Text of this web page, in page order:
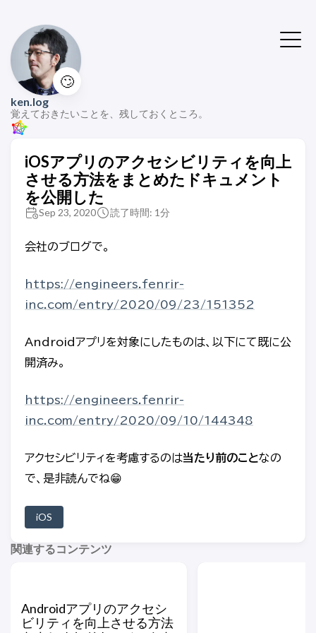
🙄
ken.log
覚えておきたいことを、残しておくところ。
iOSアプリのアクセシビリティを向上
させる方法をまとめたドキュメント
を公開した
Sep 23, 2020 読了時間: 1分
会社のブログで。
https://engineers.fenrir-
inc.com/entry/2020/09/23/151352
Androidアプリを対象にしたものは、以下にて既に公
開済み。
https://engineers.fenrir-
inc.com/entry/2020/09/10/144348
アクセシビリティを考慮するのは当たり前のことなの
で、是非読んでね😁
iOS
関連するコンテンツ
Androidアプリのアクセシ
ビリティを向上させる方法